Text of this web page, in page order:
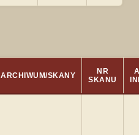
ARCHIWUM/SKANY
NR
SKANU